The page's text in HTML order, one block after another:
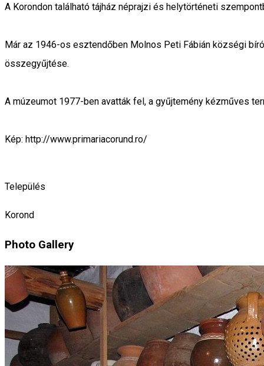
A Korondon található tájház néprajzi és helytörténeti
Már az 1946-os esztendőben Molnos Peti Fábián községi
összegyűjtése.
A múzeumot 1977-ben avatták fel, a gyűjtemény kézműves
Kép: http://www.primariacorund.ro/
Település
Korond
Photo Gallery